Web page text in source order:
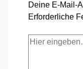
Deine E-Mail-
Erforderliche
Hier